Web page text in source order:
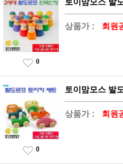
토이맘모스 발
상품가 : 회원
0
토이맘모스 발
상품가 : 회원
0